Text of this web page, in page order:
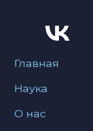
Меню для
Главная
Наука
О нас